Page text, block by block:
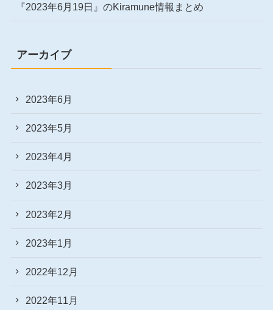
『2023年6月19日』のKiramune情報まとめ
アーカイブ
2023年6月
2023年5月
2023年4月
2023年3月
2023年2月
2023年1月
2022年12月
2022年11月